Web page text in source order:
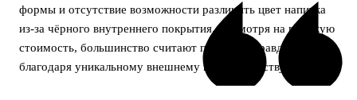
формы и отсутствие возможности различить цвет напитка
из-за чёрного внутреннего покрытия. Несмотря на высокую
стоимость, большинство считают покупку оправданной
благодаря уникальному внешнему виду и качеству.